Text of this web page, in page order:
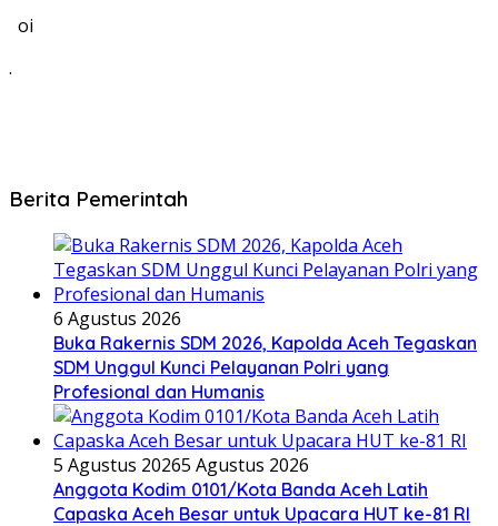
oi
.
Berita Pemerintah
6 Agustus 2026
Buka Rakernis SDM 2026, Kapolda Aceh Tegaskan
SDM Unggul Kunci Pelayanan Polri yang
Profesional dan Humanis
5 Agustus 20265 Agustus 2026
Anggota Kodim 0101/Kota Banda Aceh Latih
Capaska Aceh Besar untuk Upacara HUT ke-81 RI